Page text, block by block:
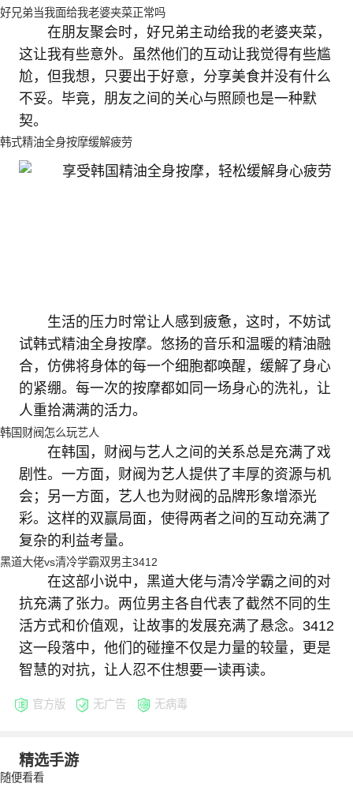
好兄弟当我面给我老婆夹菜正常吗
在朋友聚会时，好兄弟主动给我的老婆夹菜，
这让我有些意外。虽然他们的互动让我觉得有些尴
尬，但我想，只要出于好意，分享美食并没有什么
不妥。毕竟，朋友之间的关心与照顾也是一种默
契。
韩式精油全身按摩缓解疲劳
生活的压力时常让人感到疲惫，这时，不妨试
试韩式精油全身按摩。悠扬的音乐和温暖的精油融
合，仿佛将身体的每一个细胞都唤醒，缓解了身心
的紧绷。每一次的按摩都如同一场身心的洗礼，让
人重拾满满的活力。
韩国财阀怎么玩艺人
在韩国，财阀与艺人之间的关系总是充满了戏
剧性。一方面，财阀为艺人提供了丰厚的资源与机
会；另一方面，艺人也为财阀的品牌形象增添光
彩。这样的双赢局面，使得两者之间的互动充满了
复杂的利益考量。
黑道大佬vs清冷学霸双男主3412
在这部小说中，黑道大佬与清冷学霸之间的对
抗充满了张力。两位男主各自代表了截然不同的生
活方式和价值观，让故事的发展充满了悬念。3412
这一段落中，他们的碰撞不仅是力量的较量，更是
智慧的对抗，让人忍不住想要一读再读。
官方版 无广告 无病毒
精选手游
随便看看